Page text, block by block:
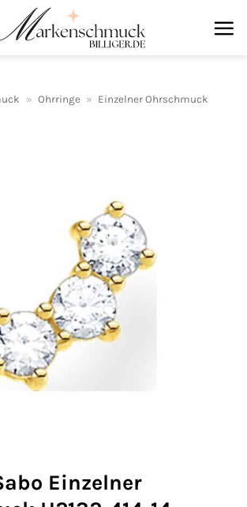
» Ohrringe » Einzelner Ohrschmuck
Einzelner